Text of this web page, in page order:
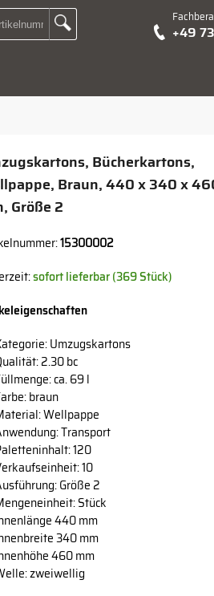
Artikelnummer hier eingeben:
Zur Suche Landingpage
+49
Bücherkartons,
Braun, 440 x 340 x
Größe 2
15300002
sofort lieferbar (369 Stück)
Umzugskartons
2.30 bc
ca. 69 l
braun
Wellpappe
Transport
120
10
Größe 2
Stück
440 mm
340 mm
460 mm
zweiwellig